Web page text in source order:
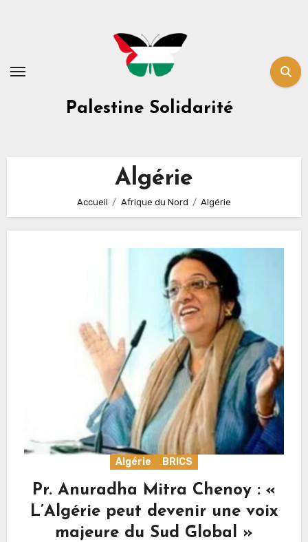
Palestine Solidarité
Algérie
Accueil Afrique du Nord Algérie
Algérie BRICS
Pr. Anuradha Mitra Chenoy : «
L’Algérie peut devenir une voix
majeure du Sud Global »